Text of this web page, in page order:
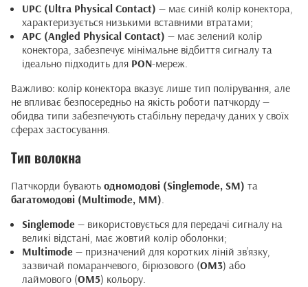
UPC (Ultra Physical Contact) — має синій колір конектора,
характеризується низькими вставними втратами;
APC (Angled Physical Contact) — має зелений колір
конектора, забезпечує мінімальне відбиття сигналу та
ідеально підходить для PON-мереж.
Важливо: колір конектора вказує лише тип полірування, але
не впливає безпосередньо на якість роботи патчкорду —
обидва типи забезпечують стабільну передачу даних у своїх
сферах застосування.
Тип волокна
Патчкорди бувають одномодові (Singlemode, SM) та
багатомодові (Multimode, MM).
Singlemode — використовується для передачі сигналу на
великі відстані, має жовтий колір оболонки;
Multimode — призначений для коротких ліній зв’язку,
зазвичай помаранчевого, бірюзового (OM3) або
лаймового (OM5) кольору.